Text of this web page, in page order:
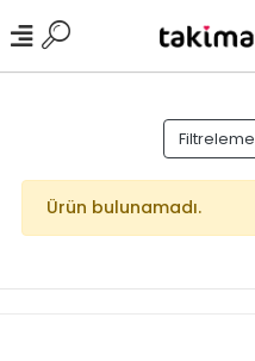
Filtreleme
Ürün bulunamadı.